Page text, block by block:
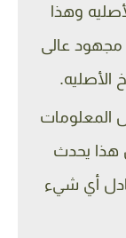
وهذا
عالى
الأصليه.
المعلومات
هذا يحدث
أي شيء